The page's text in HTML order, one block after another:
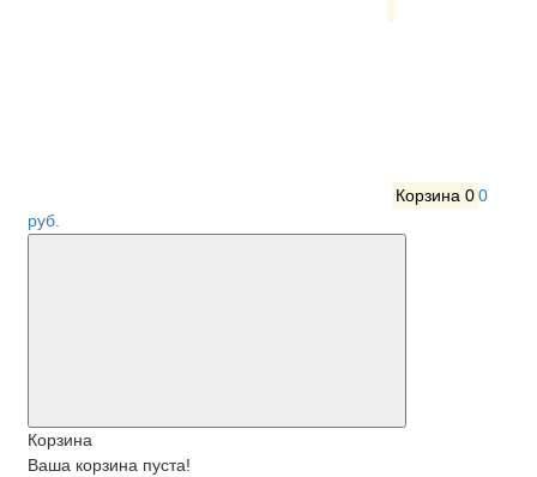
Корзина 00
руб.
Корзина
Ваша корзина пуста!